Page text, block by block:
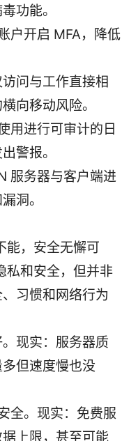
功能。
户开启 MFA，降低
问与工作直接相
向移动风险。
用进行可审计的日
警报。
服务器与客户端进
洞。
能，安全无懈可
私和安全，但并非
习惯和网络行为
现实：服务器质
但速度慢也没
全。现实：免费服
上限，甚至可能